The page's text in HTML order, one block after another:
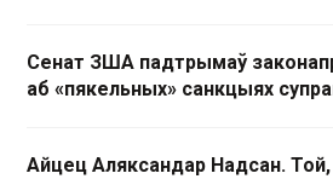
Сенат ЗША падтрымаў
аб «пякельных» санкцыях
Айцец Аляксандар Надсан. Той,